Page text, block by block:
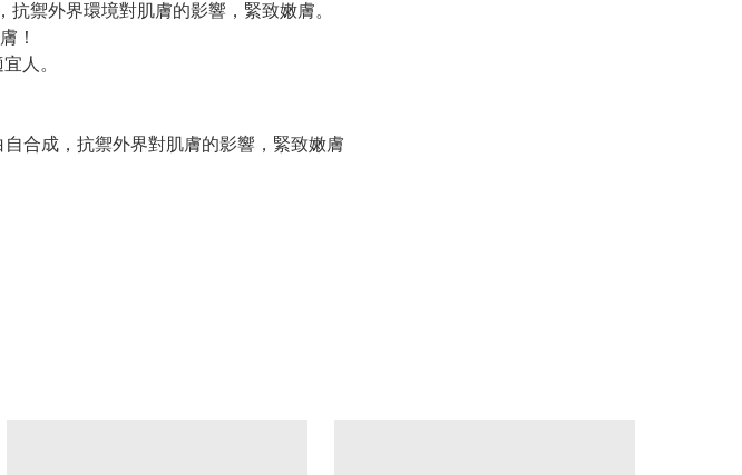
禦外界環境對肌膚的影響，緊致嫩膚。
！
人。
合成，抗禦外界對肌膚的影響，緊致嫩膚